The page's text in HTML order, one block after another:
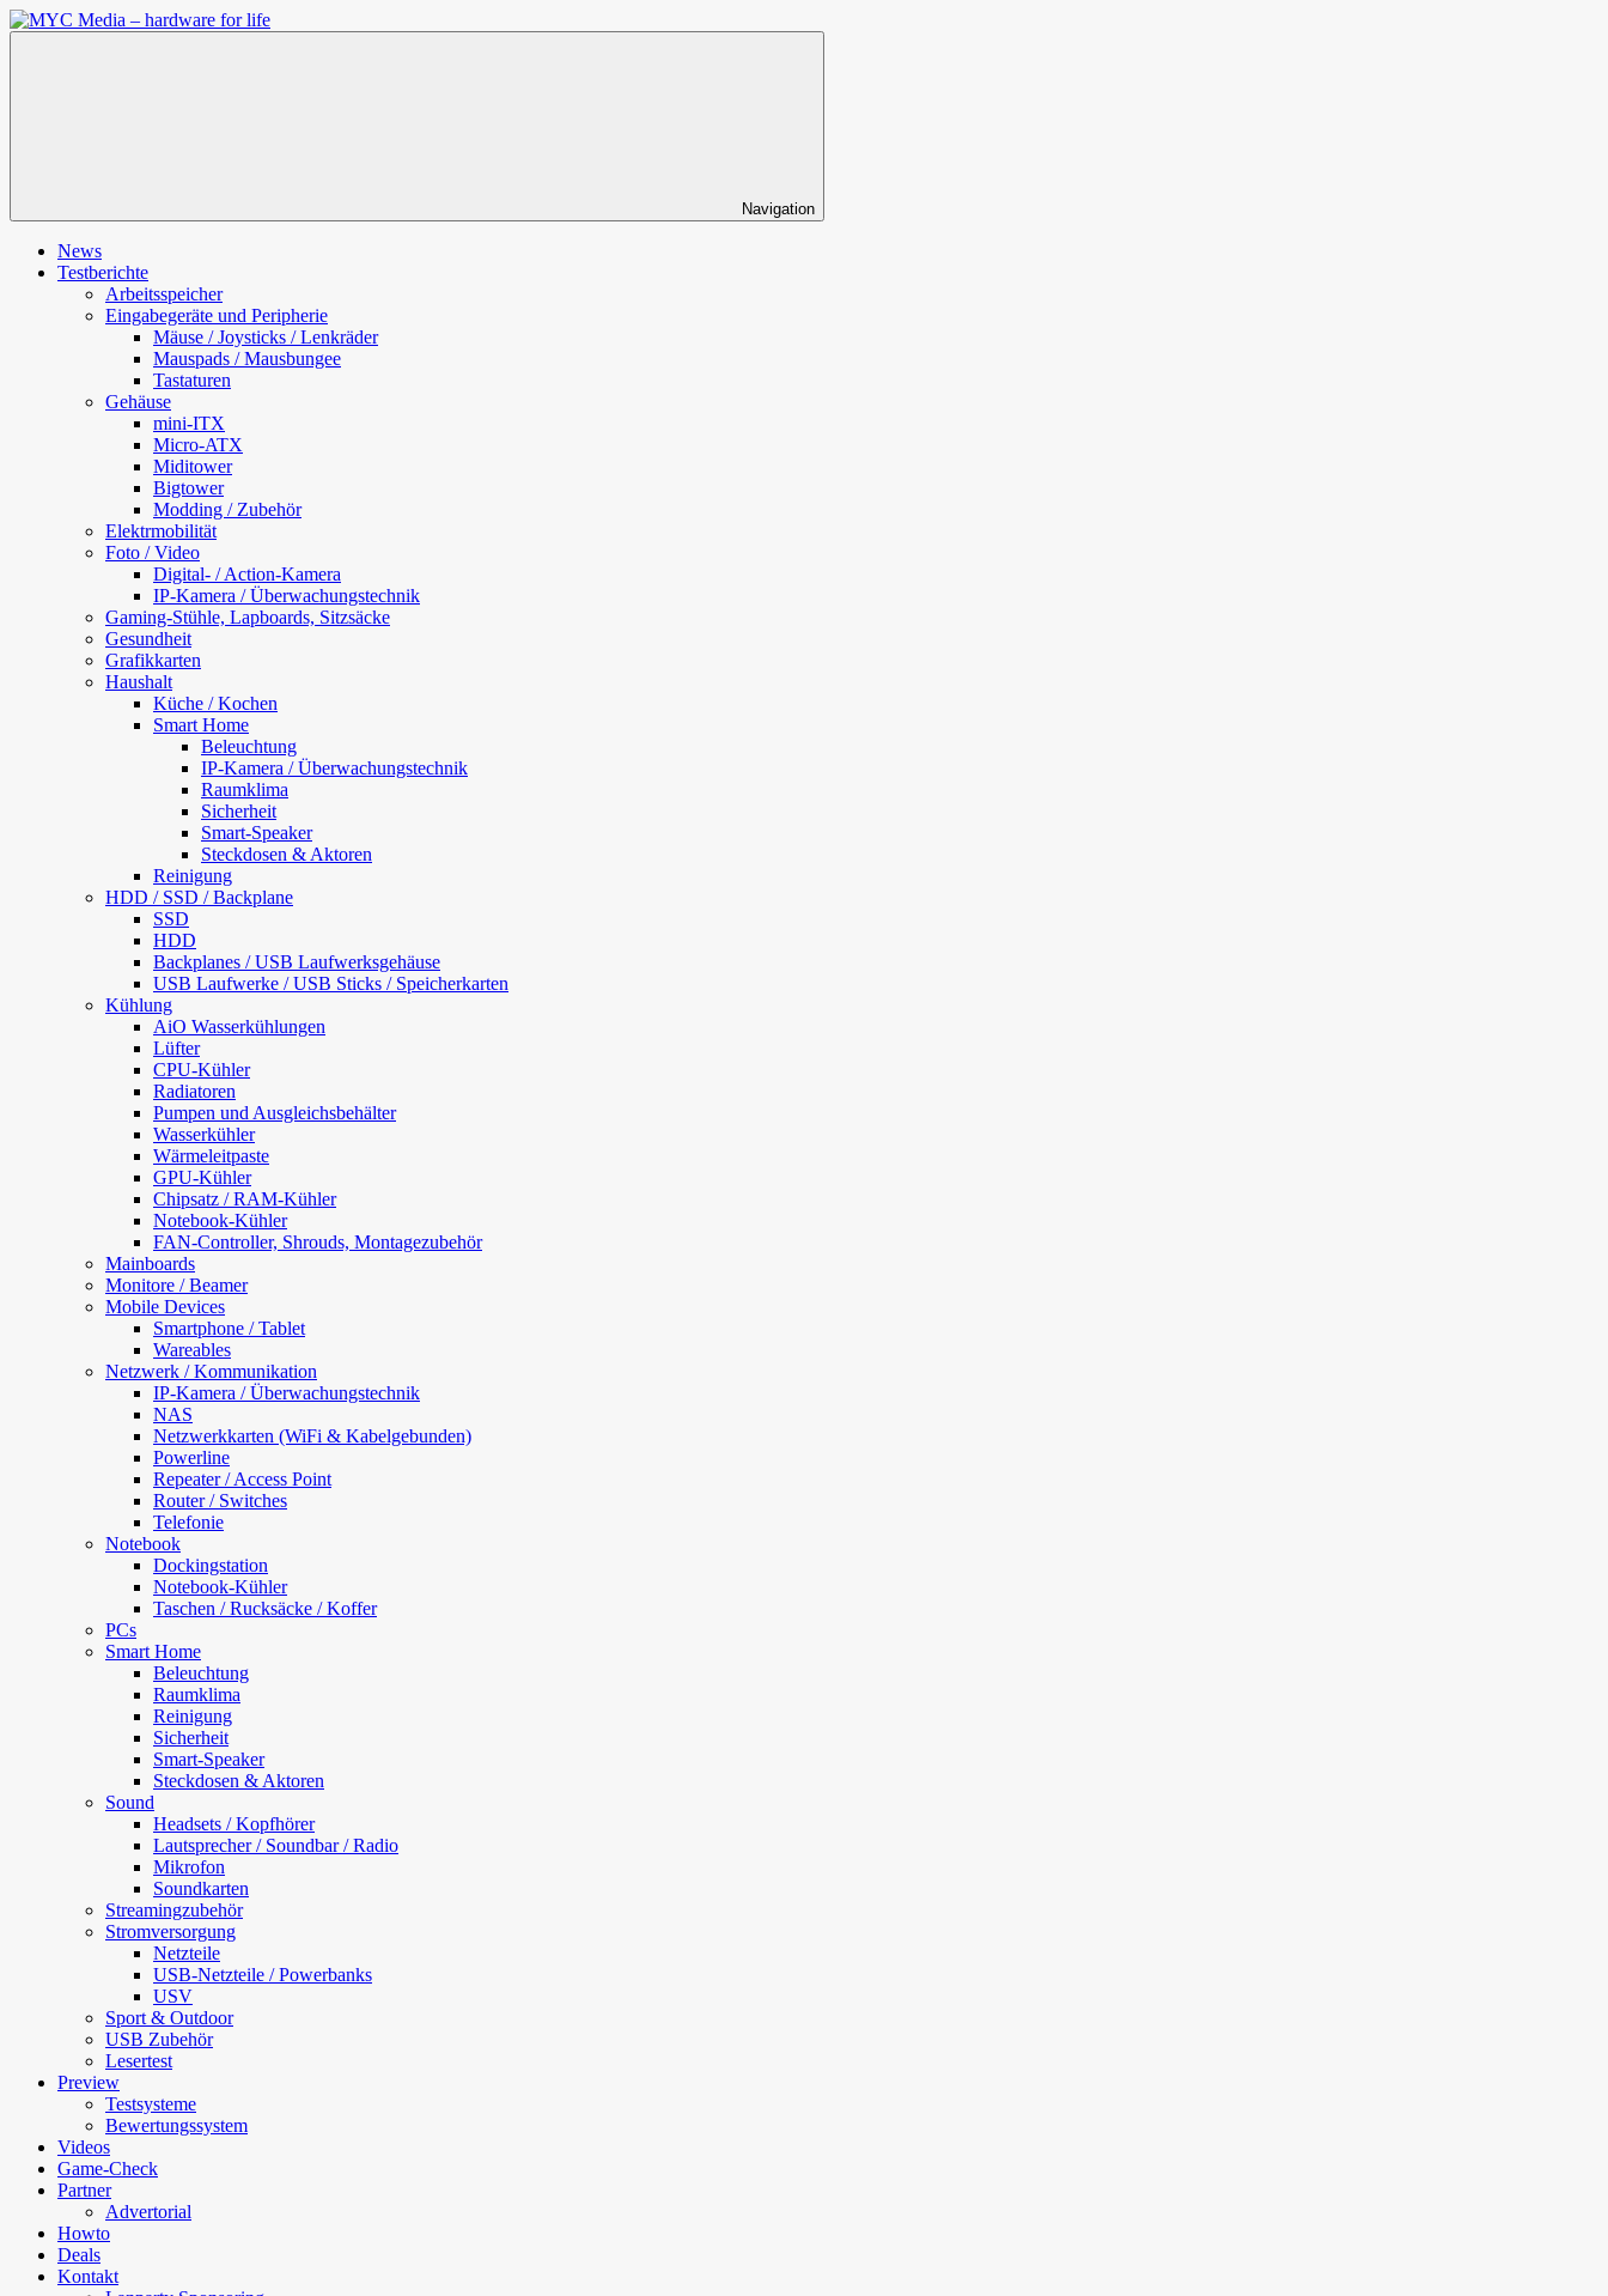
Zum
Inhalt
Navigation
News
Testberichte
Arbeitsspeicher
Eingabegeräte und Peripherie
Mäuse / Joysticks / Lenkräder
Mauspads / Mausbungee
Tastaturen
Gehäuse
mini-ITX
Micro-ATX
Miditower
Bigtower
Modding / Zubehör
Elektrmobilität
Foto / Video
Digital- / Action-Kamera
IP-Kamera / Überwachungstechnik
Gaming-Stühle, Lapboards, Sitzsäcke
Gesundheit
Grafikkarten
Haushalt
Küche / Kochen
Smart Home
Beleuchtung
IP-Kamera / Überwachungstechnik
Raumklima
Sicherheit
Smart-Speaker
Steckdosen & Aktoren
Reinigung
HDD / SSD / Backplane
SSD
HDD
Backplanes / USB Laufwerksgehäuse
USB Laufwerke / USB Sticks / Speicherkarten
Kühlung
AiO Wasserkühlungen
Lüfter
CPU-Kühler
Radiatoren
Pumpen und Ausgleichsbehälter
Wasserkühler
Wärmeleitpaste
GPU-Kühler
Chipsatz / RAM-Kühler
Notebook-Kühler
FAN-Controller, Shrouds, Montagezubehör
Mainboards
Monitore / Beamer
Mobile Devices
Smartphone / Tablet
Wareables
Netzwerk / Kommunikation
IP-Kamera / Überwachungstechnik
NAS
Netzwerkkarten (WiFi & Kabelgebunden)
Powerline
Repeater / Access Point
Router / Switches
Telefonie
Notebook
Dockingstation
Notebook-Kühler
Taschen / Rucksäcke / Koffer
PCs
Smart Home
Beleuchtung
Raumklima
Reinigung
Sicherheit
Smart-Speaker
Steckdosen & Aktoren
Sound
Headsets / Kopfhörer
Lautsprecher / Soundbar / Radio
Mikrofon
Soundkarten
Streamingzubehör
Stromversorgung
Netzteile
USB-Netzteile / Powerbanks
USV
Sport & Outdoor
USB Zubehör
Lesertest
Preview
Testsysteme
Bewertungssystem
Videos
Game-Check
Partner
Advertorial
Howto
Deals
Kontakt